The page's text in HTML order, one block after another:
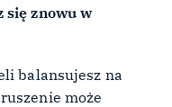
się znowu w
balansujesz na
może